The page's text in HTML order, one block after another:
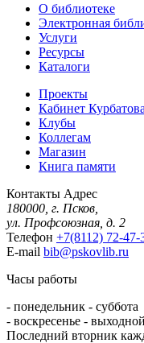
О библиотеке
Электронная
Услуги
Ресурсы
Каталоги
Проекты
Кабинет Курбатова
Клубы
Коллегам
Магазин
Книга памяти
Контакты Адрес
180000, г. Псков,
ул. Профсоюзная, д. 2
Телефон +7(8112) 72-47-
E-mail bib@pskovlib.ru
Часы работы
- понедельник -
- воскресенье -
Последний вторник